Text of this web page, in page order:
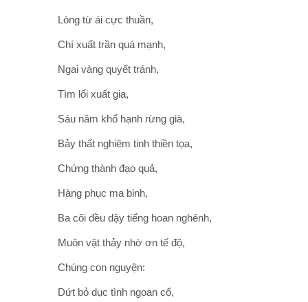
Lòng từ ái cực thuần,
Chí xuất trần quá mạnh,
Ngai vàng quyết tránh,
Tìm lối xuất gia,
Sáu năm khổ hạnh rừng già,
Bảy thất nghiêm tinh thiền tọa,
Chứng thành đạo quả,
Hàng phục ma binh,
Ba cõi đều dậy tiếng hoan nghênh,
Muôn vật thảy nhờ ơn tế độ,
Chúng con nguyện:
Dứt bỏ dục tình ngoan cố,